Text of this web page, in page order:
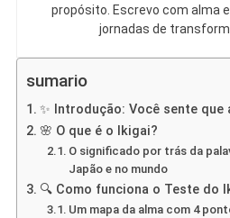
propósito. Escrevo com alma
jornadas de
sumario
✨ Introdução: Você sente
🌸 O que é o Ikigai?
O significado por trás da
Japão e no mundo
🔍 Como funciona o Teste do
Um mapa da alma com 4